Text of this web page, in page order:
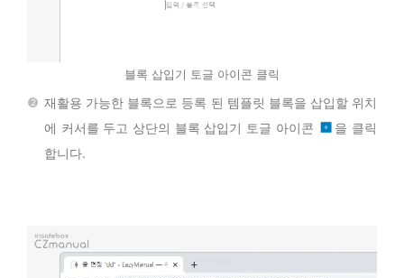
블록 삽입기 토글 아이콘 클릭
재활용 가능한 블록으로 등록 된 템플릿 블록을 삽입할 위치
에 커서를 두고 상단의 블록 삽입기 토글 아이콘
을 클릭
합니다.